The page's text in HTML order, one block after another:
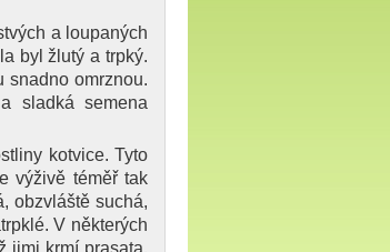
a loupaných
byl žlutý a trpký.
snadno omrznou.
sladká semena
kotvice. Tyto
výživě téměř tak
obzvláště suchá,
V některých
jimi krmí prasata,